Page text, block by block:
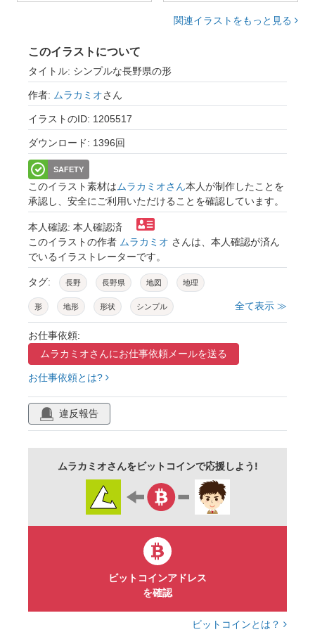
関連イラストをもっと見る
このイラストについて
タイトル: シンプルな長野県の形
作者: ムラカミオさん
イラストのID: 1205517
ダウンロード: 1396回
SAFETY
このイラスト素材はムラカミオさん本人が制作したことを
承認し、安全にご利用いただけることを確認しています。
本人確認: 本人確認済
このイラストの作者 ムラカミオ さんは、本人確認が済ん
でいるイラストレーターです。
タグ: 長野 長野県 地図 地理
形 地形 形状 シンプル
シルエット
千曲市 安曇野市 松本市 塩尻市
上田市 小諸市
諏訪市 茅野市
大町市 須坂市
木曽町
全て表示 ≫
お仕事依頼:
ムラカミオさんにお仕事依頼メールを送る
お仕事依頼とは?
違反報告
ムラカミオさんをビットコインで応援しよう!
ビットコインアドレス
を確認
ビットコインとは？